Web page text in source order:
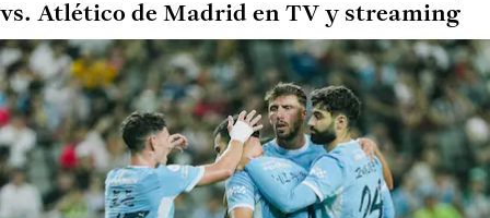
vs. Atlético de Madrid en TV y streaming